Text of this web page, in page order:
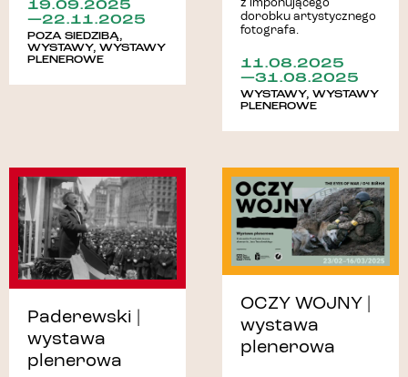
19.09.2025
—22.11.2025
POZA SIEDZIBĄ,
WYSTAWY, WYSTAWY
PLENEROWE
z imponującego
dorobku artystycznego
fotografa.
11.08.2025
—31.08.2025
WYSTAWY, WYSTAWY
PLENEROWE
Paderewski |
wystawa
plenerowa
OCZY WOJNY |
wystawa
plenerowa